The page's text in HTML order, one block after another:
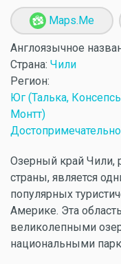
Maps.Me
Англоязычное
Страна: Чили
Регион:
Юг (Талька,
Монтт)
Озерный край Чили,
страны, является
популярных
Америке. Эта
великолепными
национальными